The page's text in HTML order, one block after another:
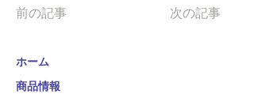
前の記事 次の記事
ホーム
商品情報